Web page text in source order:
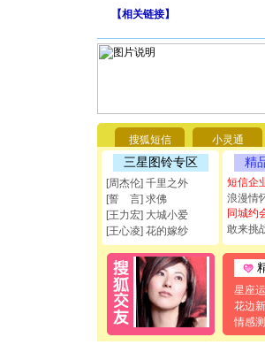
【相关链接】
搜狐短信 小灵通
三星图铃专区
[周杰伦] 千里之外
[誓 言] 求佛
[王力宏] 大城小爱
[王心凌] 花的嫁纱
精
短信企
浪漫情
同城约
敢来挑
星座
花边
情感